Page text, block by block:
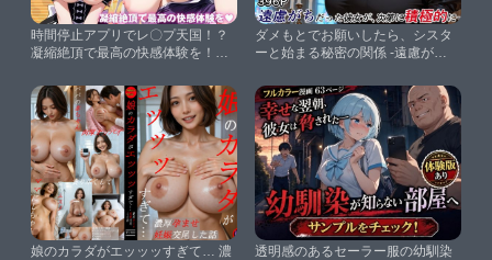
時間停止アプリでレ〇プ天国！？
凝縮絶頂で最高の快感体験を！
ダメもとでお願いしたら、シスタ
ーと始まる秘密の関係 -遠慮がち
【RMu】
娘のカラダがエッッッすぎて… 濃
透明感のあるセーラー服の幼馴染